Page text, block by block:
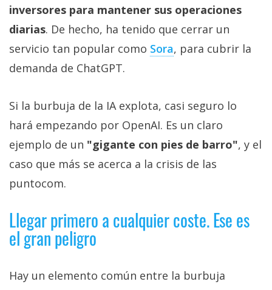
inversores para mantener sus operaciones
diarias. De hecho, ha tenido que cerrar un
servicio tan popular como Sora‎, para cubrir la
demanda de ChatGPT.
Si la burbuja de la IA explota, casi seguro lo
hará empezando por OpenAI. Es un claro
ejemplo de un "gigante con pies de barro", y el
caso que más se acerca a la crisis de las
puntocom.
Llegar primero a cualquier coste. Ese es
el gran peligro
Hay un elemento común entre la burbuja